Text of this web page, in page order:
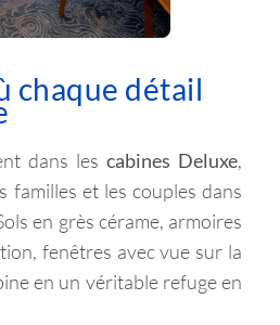
chaque détail
dans les cabines Deluxe,
familles et les couples dans
en grès cérame, armoires
fenêtres avec vue sur la
en un véritable refuge en